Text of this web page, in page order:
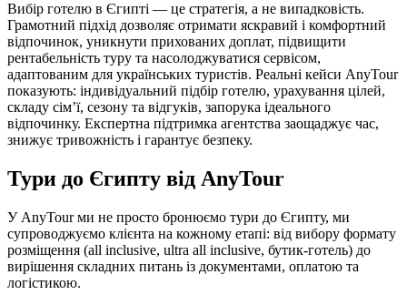
Вибір готелю в Єгипті — це стратегія, а не випадковість.
Грамотний підхід дозволяє отримати яскравий і комфортний
відпочинок, уникнути прихованих доплат, підвищити
рентабельність туру та насолоджуватися сервісом,
адаптованим для українських туристів. Реальні кейси AnyTour
показують: індивідуальний підбір готелю, урахування цілей,
складу сім’ї, сезону та відгуків, запорука ідеального
відпочинку. Експертна підтримка агентства заощаджує час,
знижує тривожність і гарантує безпеку.
Тури до Єгипту від AnyTour
У AnyTour ми не просто бронюємо тури до Єгипту, ми
супроводжуємо клієнта на кожному етапі: від вибору формату
розміщення (all inclusive, ultra all inclusive, бутик-готель) до
вирішення складних питань із документами, оплатою та
логістикою.